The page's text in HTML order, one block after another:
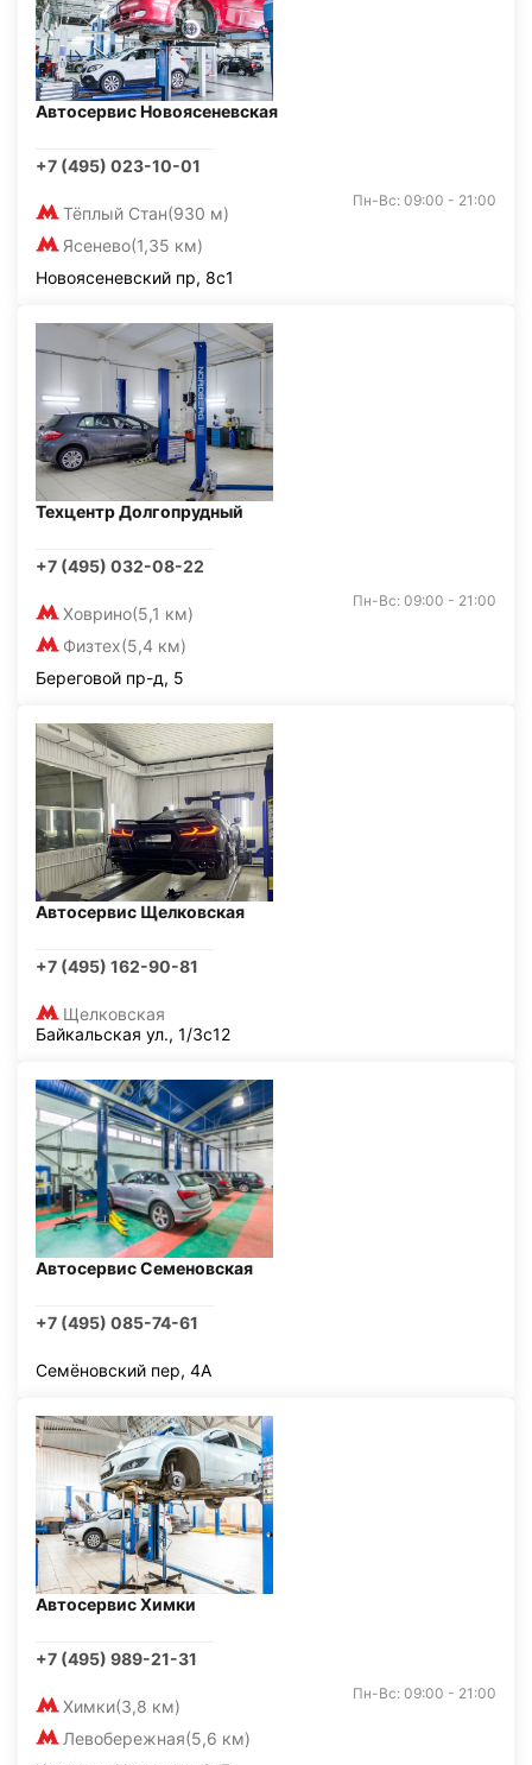
Автосервис Новоясеневская
+7 (495) 023-10-01
Тёплый Стан(930 м)
Ясенево(1,35 км)
Пн-Вс: 09:00 - 21:00
Новоясеневский пр, 8с1
Техцентр Долгопрудный
+7 (495) 032-08-22
Ховрино(5,1 км)
Физтех(5,4 км)
Пн-Вс: 09:00 - 21:00
Береговой пр-д, 5
Автосервис Щелковская
+7 (495) 162-90-81
Щелковская
Байкальская ул., 1/3с12
Автосервис Семеновская
+7 (495) 085-74-61
Семёновский пер, 4А
Автосервис Химки
+7 (495) 989-21-31
Химки(3,8 км)
Левобережная(5,6 км)
Пн-Вс: 09:00 - 21:00